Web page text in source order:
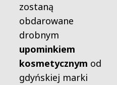
zostaną
obdarowane
drobnym
upominkiem
kosmetycznym od
gdyńskiej marki